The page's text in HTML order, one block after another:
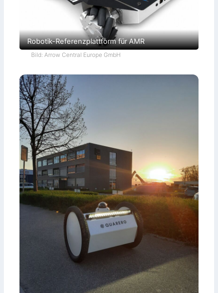
Robotik-Referenzplattform für AMR
Bild: Arrow Central Europe GmbH